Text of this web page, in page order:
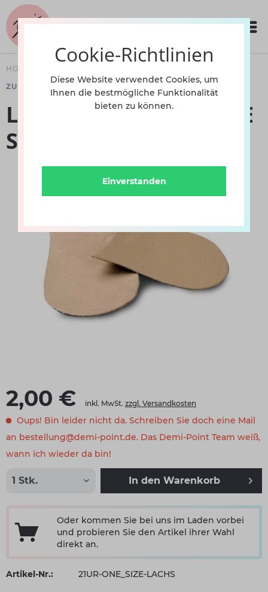
HOME
ZUBEHÖR SPITZENSCHUHE
LEDERFLECKEN RU ONE
SIZE LACHS
2,00 € inkl. MwSt. zzgl. Versandkosten
Oups! Bin leider nicht da. Schreiben Sie doch eine Mail
an bestellung@demi-point.de. Das Demi-Point Team weiß,
wann ich wieder da bin!
In den Warenkorb
Oder kommen Sie bei uns im Laden vorbei
und probieren Sie den Artikel ihrer Wahl
direkt an.
Artikel-Nr.: 21UR-ONE_SIZE-LACHS
Cookie-Richtlinien
Diese Website verwendet Cookies, um
Ihnen die bestmögliche Funktionalität
bieten zu können.
Einverstanden